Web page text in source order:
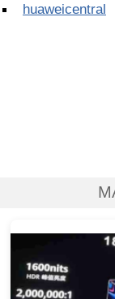
huaweicentral